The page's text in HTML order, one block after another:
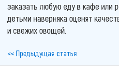
заказать любую еду в кафе или
детьми наверняка оценят
и свежих овощей.
<< Предыдущая статья